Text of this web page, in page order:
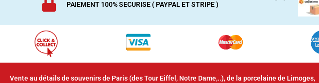
PAIEMENT 100% SECURISE ( PAYPAL ET STRIPE )
Vente au détails de souvenirs de Paris (des Tour Eiffel, Notre Dame,..), de la porcelaine de Limoges,